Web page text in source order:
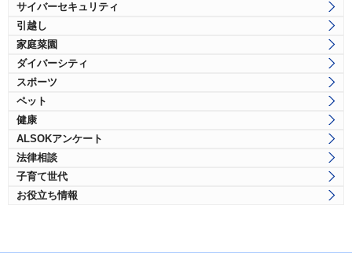
サイバーセキュリティ
引越し
家庭菜園
ダイバーシティ
スポーツ
ペット
健康
ALSOKアンケート
法律相談
子育て世代
お役立ち情報